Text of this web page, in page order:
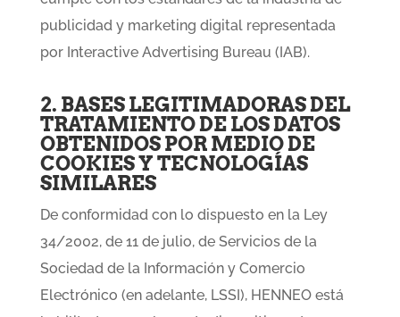
publicidad y marketing digital representada
por Interactive Advertising Bureau (IAB).
2. BASES LEGITIMADORAS DEL
TRATAMIENTO DE LOS DATOS
OBTENIDOS POR MEDIO DE
COOKIES Y TECNOLOGÍAS
SIMILARES
De conformidad con lo dispuesto en la Ley
34/2002, de 11 de julio, de Servicios de la
Sociedad de la Información y Comercio
Electrónico (en adelante, LSSI), HENNEO está